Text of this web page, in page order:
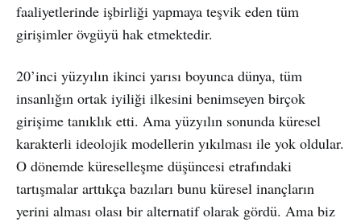
faaliyetlerinde işbirliği yapmaya teşvik eden tüm
girişimler övgüyü hak etmektedir.
20’inci yüzyılın ikinci yarısı boyunca dünya, tüm
insanlığın ortak iyiliği ilkesini benimseyen birçok
girişime tanıklık etti. Ama yüzyılın sonunda küresel
karakterli ideolojik modellerin yıkılması ile yok oldular.
O dönemde küreselleşme düşüncesi etrafındaki
tartışmalar arttıkça bazıları bunu küresel inançların
yerini alması olası bir alternatif olarak gördü. Ama biz